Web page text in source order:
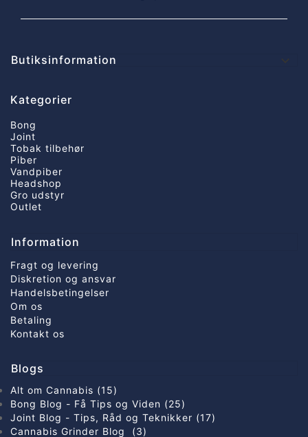
Butiksinformation
Kategorier
Bong
Joint
Tobak tilbehør
Piber
Vandpiber
Headshop
Gro udstyr
Outlet
Information
Fragt og levering
Diskretion og ansvar
Handelsbetingelser
Om os
Betaling
Kontakt os
Blogs
Alt om Cannabis (15)
Bong Blog - Få Tips og Viden (25)
Joint Blog - Tips, Råd og Teknikker (17)
Cannabis Grinder Blog (3)